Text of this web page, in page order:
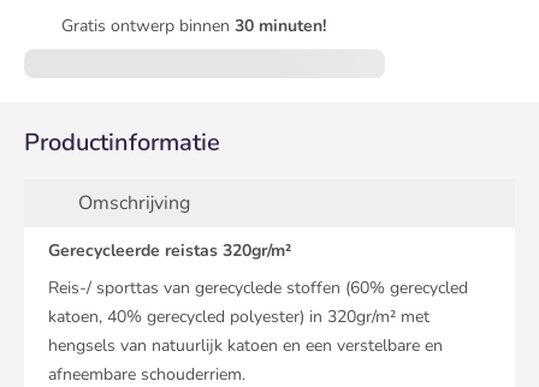
Gratis ontwerp binnen 30 minuten!
Productinformatie
Omschrijving
Gerecycleerde reistas 320gr/m²
Reis-/ sporttas van gerecyclede stoffen (60% gerecycled
katoen, 40% gerecycled polyester) in 320gr/m² met
hengsels van natuurlijk katoen en een verstelbare en
afneembare schouderriem.